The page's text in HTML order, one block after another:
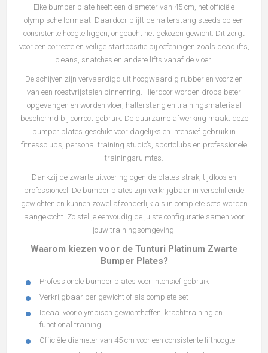
Elke bumper plate heeft een diameter van 45 cm, het officiële
olympische formaat. Daardoor blijft de halterstang steeds op een
consistente hoogte liggen, ongeacht het gekozen gewicht. Dit zorgt
voor een correcte en veilige startpositie bij oefeningen zoals deadlifts,
cleans, snatches en andere lifts vanaf de vloer.
De schijven zijn vervaardigd uit hoogwaardig rubber en voorzien
van een roestvrijstalen binnenring. Hierdoor worden drops beter
opgevangen en worden vloer, halterstang en trainingsmateriaal
beschermd bij correct gebruik. De duurzame afwerking maakt deze
bumper plates geschikt voor dagelijks en intensief gebruik in
fitnessclubs, personal training studio’s, sportclubs en professionele
trainingsruimtes.
Dankzij de zwarte uitvoering ogen de plates strak, tijdloos en
professioneel. De bumper plates zijn verkrijgbaar in verschillende
gewichten en kunnen zowel afzonderlijk als in complete sets worden
aangekocht. Zo stel je eenvoudig de juiste configuratie samen voor
jouw trainingsomgeving.
Waarom kiezen voor de Tunturi Platinum Zwarte
Bumper Plates?
Professionele bumper plates voor intensief gebruik
Verkrijgbaar per gewicht of als complete set
Ideaal voor olympisch gewichtheffen, krachttraining en
functional training
Officiële diameter van 45 cm voor een consistente lifthoogte